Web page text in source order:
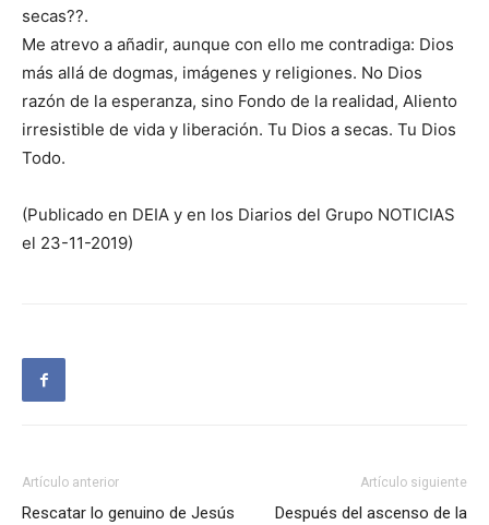
secas??.
Me atrevo a añadir, aunque con ello me contradiga: Dios
más allá de dogmas, imágenes y religiones. No Dios
razón de la esperanza, sino Fondo de la realidad, Aliento
irresistible de vida y liberación. Tu Dios a secas. Tu Dios
Todo.
(Publicado en DEIA y en los Diarios del Grupo NOTICIAS
el 23-11-2019)
Artículo anterior
Rescatar lo genuino de Jesús
Artículo siguiente
Después del ascenso de la